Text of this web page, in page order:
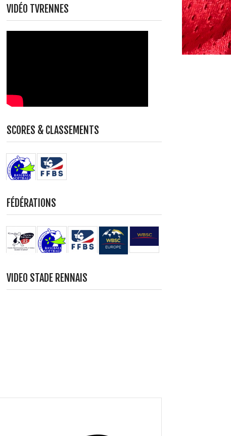
VIDÉO TVRENNES
SCORES & CLASSEMENTS
FÉDÉRATIONS
VIDEO STADE RENNAIS